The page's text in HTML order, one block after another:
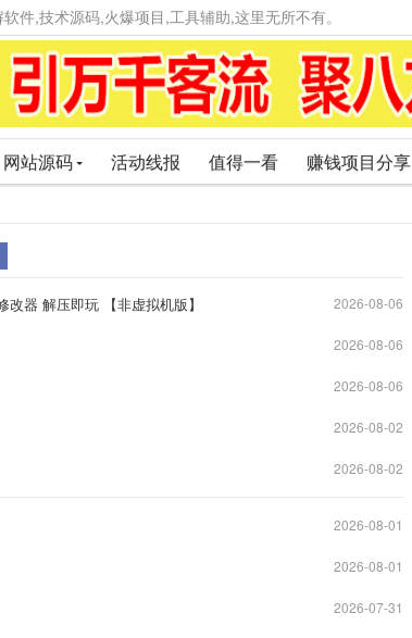
件,技术源码,火爆项目,工具辅助,这里无所不有。
网站源码 活动线报 值得一看 赚钱项目分享
器 解压即玩 【非虚拟机版】 2026-08-06
2026-08-06
2026-08-06
2026-08-02
2026-08-02
2026-08-01
2026-08-01
2026-07-31